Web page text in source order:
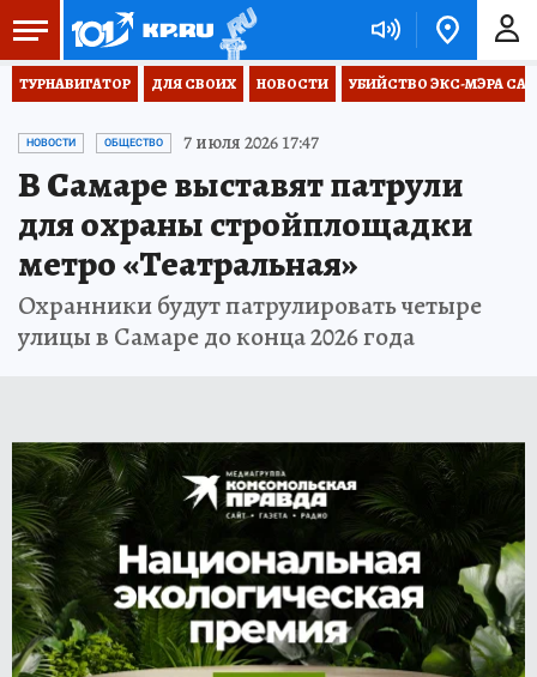
ТУРНАВИГАТОР ДЛЯ СВОИХ НОВОСТИ УБИЙСТВО ЭКС-МЭРА
НОВОСТИ ОБЩЕСТВО 7 июля 2026 17:47
В Самаре выставят патрули
для охраны стройплощадки
метро «Театральная»
Охранники будут патрулировать четыре
улицы в Самаре до конца 2026 года